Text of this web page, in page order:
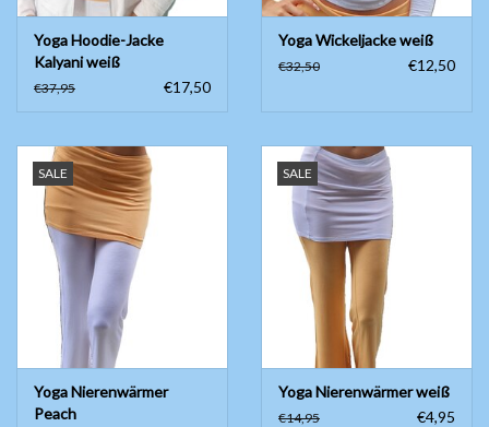
Yoga Hoodie-Jacke
Kalyani weiß
€37,95 €17,50
Yoga Wickeljacke weiß
€32,50 €12,50
SALE
Yoga Nierenwärmer
Peach
SALE
Yoga Nierenwärmer weiß
€14,95 €4,95